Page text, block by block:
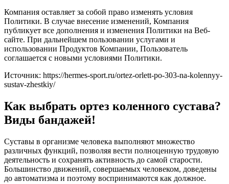
Компания оставляет за собой право изменять условия
Политики. В случае внесение изменений, Компания
публикует все дополнения и изменения Политики на Веб-
сайте. При дальнейшем пользовании услугами и
использовании Продуктов Компании, Пользователь
соглашается с новыми условиями Политики.
Источник: https://hermes-sport.ru/ortez-orlett-po-303-na-kolennyy-
sustav-zhestkiy/
Как выбрать ортез коленного сустава?
Виды бандажей!
Суставы в организме человека выполняют множество
различных функций, позволяя вести полноценную трудовую
деятельность и сохранять активность до самой старости.
Большинство движений, совершаемых человеком, доведены
до автоматизма и поэтому воспринимаются как должное.